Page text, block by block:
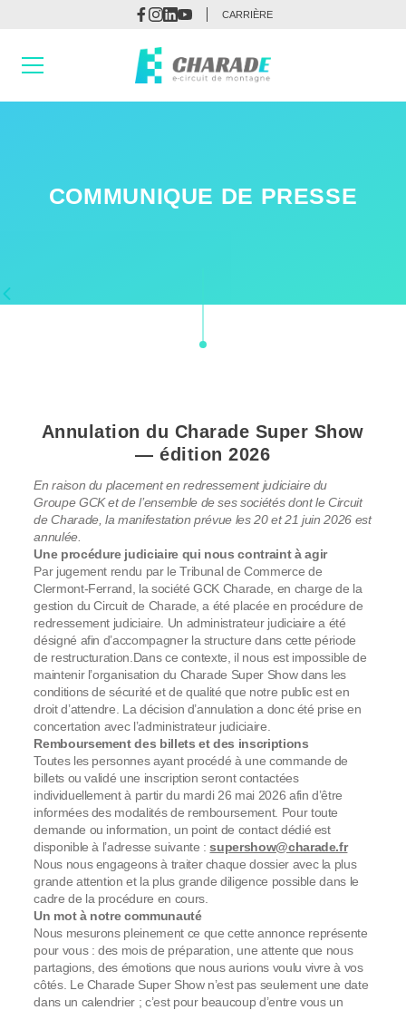
CARRIÈRE
COMMUNIQUE DE PRESSE
Annulation du Charade Super Show
— édition 2026
En raison du placement en redressement judiciaire du
Groupe GCK et de l’ensemble de ses sociétés dont le Circuit
de Charade, la manifestation prévue les 20 et 21 juin 2026 est
annulée.
Une procédure judiciaire qui nous contraint à agir
Par jugement rendu par le Tribunal de Commerce de
Clermont-Ferrand, la société GCK Charade, en charge de la
gestion du Circuit de Charade, a été placée en procédure de
redressement judiciaire. Un administrateur judiciaire a été
désigné afin d’accompagner la structure dans cette période
de restructuration.Dans ce contexte, il nous est impossible de
maintenir l’organisation du Charade Super Show dans les
conditions de sécurité et de qualité que notre public est en
droit d’attendre. La décision d’annulation a donc été prise en
concertation avec l’administrateur judiciaire.
Remboursement des billets et des inscriptions
Toutes les personnes ayant procédé à une commande de
billets ou validé une inscription seront contactées
individuellement à partir du mardi 26 mai 2026 afin d’être
informées des modalités de remboursement. Pour toute
demande ou information, un point de contact dédié est
disponible à l’adresse suivante :supershow@charade.fr
Nous nous engageons à traiter chaque dossier avec la plus
grande attention et la plus grande diligence possible dans le
cadre de la procédure en cours.
Un mot à notre communauté
Nous mesurons pleinement ce que cette annonce représente
pour vous : des mois de préparation, une attente que nous
partagions, des émotions que nous aurions voulu vivre à vos
côtés. Le Charade Super Show n’est pas seulement une date
dans un calendrier ; c’est pour beaucoup d’entre vous un